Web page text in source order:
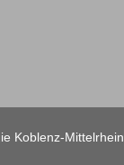
Koblenz-Mittelrhein